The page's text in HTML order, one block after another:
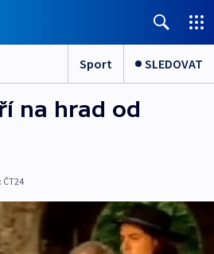
Sport SLEDOVAT
na hrad od
ČT24